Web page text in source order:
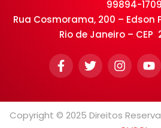
99894-1709
Rua Cosmorama, 200 – Edson
Rio de Janeiro – CEP
Copyright © 2025 Direitos